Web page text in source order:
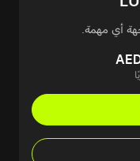
أي مهمة.